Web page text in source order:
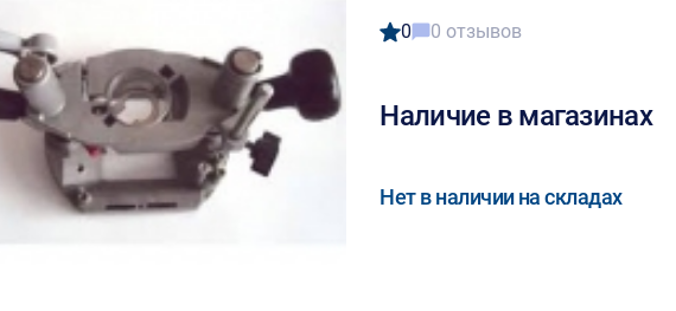
0 0 отзывов
Наличие в магазинах
Нет в наличии на складах